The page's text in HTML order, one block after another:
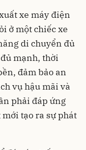
xe máy điện
ở một chiếc xe
di chuyển đủ
mạnh, thời
đảm bảo an
vụ hậu mãi và
phải đáp ứng
tạo ra sự phát